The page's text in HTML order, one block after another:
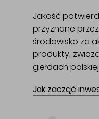
Jakość
przyznane
środowisko za
produkty,
giełdach
Jak zacząć